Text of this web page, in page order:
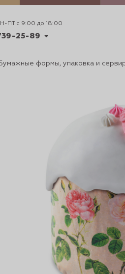
ПТ с 9:00 до 18:00
25-89
Бумажные формы, упаковка и